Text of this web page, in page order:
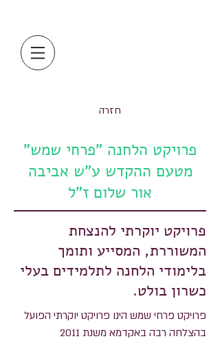
חזרה
פרויקט הלחנה "פרחי שמש"
מטעם ההקדש ע"ש אביבה
אור שלום ז"ל
פרויקט יוקרתי להנצחת
המשוררת, המסייע ותומך
בלימודי הלחנה לתלמידים בעלי
כשרון בולט.
פרויקט פרחי שמש הינו פרויקט יוקרתי הפועל
בהצלחה רבה באקדמא משנת 2011